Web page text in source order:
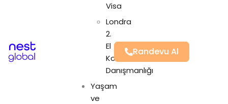
Visa
Londra
2.
El
Konut
Danışmanlığı
Yaşam
ve
Randevu Al